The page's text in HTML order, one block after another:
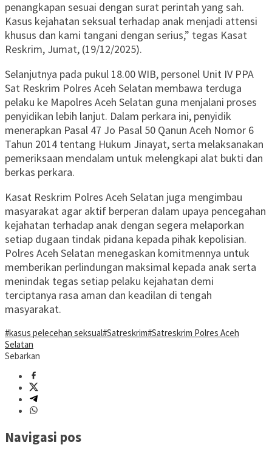
penangkapan sesuai dengan surat perintah yang sah.
Kasus kejahatan seksual terhadap anak menjadi attensi
khusus dan kami tangani dengan serius,” tegas Kasat
Reskrim, Jumat, (19/12/2025).
Selanjutnya pada pukul 18.00 WIB, personel Unit IV PPA
Sat Reskrim Polres Aceh Selatan membawa terduga
pelaku ke Mapolres Aceh Selatan guna menjalani proses
penyidikan lebih lanjut. Dalam perkara ini, penyidik
menerapkan Pasal 47 Jo Pasal 50 Qanun Aceh Nomor 6
Tahun 2014 tentang Hukum Jinayat, serta melaksanakan
pemeriksaan mendalam untuk melengkapi alat bukti dan
berkas perkara.
Kasat Reskrim Polres Aceh Selatan juga mengimbau
masyarakat agar aktif berperan dalam upaya pencegahan
kejahatan terhadap anak dengan segera melaporkan
setiap dugaan tindak pidana kepada pihak kepolisian.
Polres Aceh Selatan menegaskan komitmennya untuk
memberikan perlindungan maksimal kepada anak serta
menindak tegas setiap pelaku kejahatan demi
terciptanya rasa aman dan keadilan di tengah
masyarakat.
#kasus pelecehan seksual#Satreskrim#Satreskrim Polres Aceh
Selatan
Sebarkan
Navigasi pos